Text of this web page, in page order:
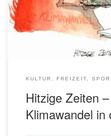
Gruppen) teil. Wir empfehlen
Bürgerinnen und Bürgern
auch […]
KULTUR, FREIZEIT,
Hitzige Zeiten
Klimawandel in